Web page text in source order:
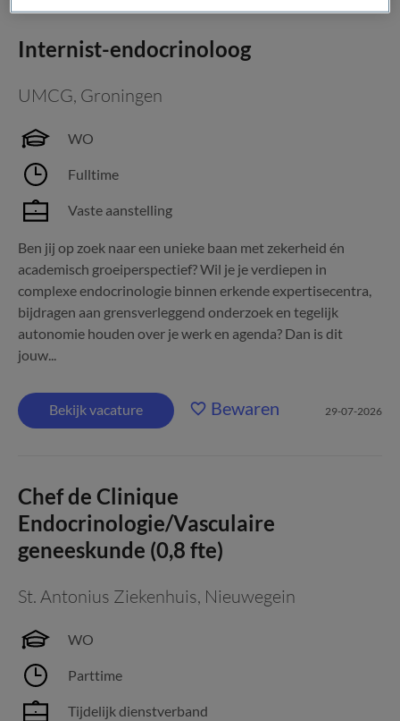
Internist-endocrinoloog
UMCG, Groningen
WO
Fulltime
Vaste aanstelling
Ben jij op zoek naar een unieke baan met zekerheid én
academisch groeiperspectief? Wil je je verdiepen in
complexe endocrinologie binnen erkende expertisecentra,
bijdragen aan grensverleggend onderzoek en tegelijk
autonomie houden over je werk en agenda? Dan is dit
jouw...
Bekijk vacature Bewaren 29-07-2026
Chef de Clinique
Endocrinologie/Vasculaire
geneeskunde (0,8 fte)
St. Antonius Ziekenhuis, Nieuwegein
WO
Parttime
Tijdelijk dienstverband